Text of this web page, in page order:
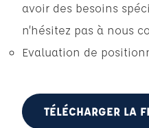
avoir des besoins
n’hésitez pas à nous
Evaluation de
TÉLÉCHARGER LA